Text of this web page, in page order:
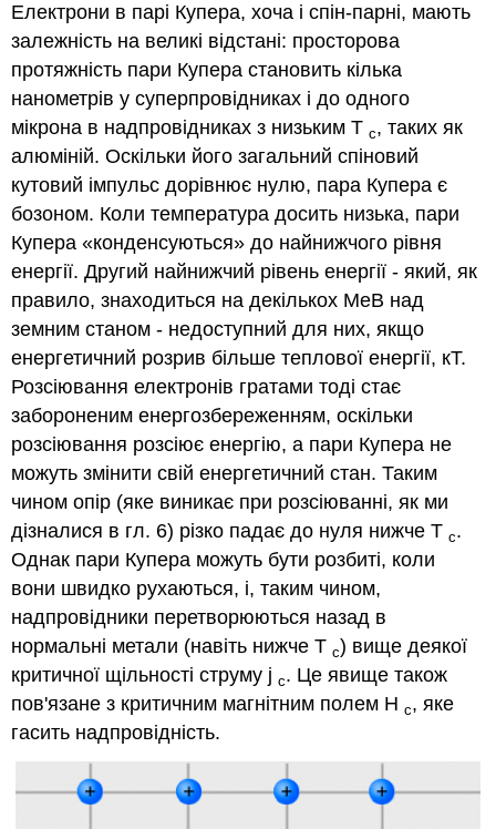
Електрони в парі Купера, хоча і спін-парні, мають
залежність на великі відстані: просторова
протяжність пари Купера становить кілька
нанометрів у суперпровідниках і до одного
мікрона в надпровідниках з низьким Tc, таких як
алюміній. Оскільки його загальний спіновий
кутовий імпульс дорівнює нулю, пара Купера є
бозоном. Коли температура досить низька, пари
Купера «конденсуються» до найнижчого рівня
енергії. Другий найнижчий рівень енергії - який, як
правило, знаходиться на декількох МеВ над
земним станом - недоступний для них, якщо
енергетичний розрив більше теплової енергії, кТ.
Розсіювання електронів гратами тоді стає
забороненим енергозбереженням, оскільки
розсіювання розсіює енергію, а пари Купера не
можуть змінити свій енергетичний стан. Таким
чином опір (яке виникає при розсіюванні, як ми
дізналися в гл. 6) різко падає до нуля нижче Tc.
Однак пари Купера можуть бути розбиті, коли
вони швидко рухаються, і, таким чином,
надпровідники перетворюються назад в
нормальні метали (навіть нижче Tc) вище деякої
критичної щільності струму jc. Це явище також
пов'язане з критичним магнітним полем Hc, яке
гасить надпровідність.